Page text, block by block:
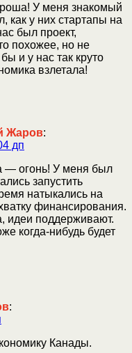
У меня знакомый
как у них стартапы на
был проект,
похожее, но не
и у нас так круто
взлетала!
Жаров:
дп
— огонь! У меня был
запустить
натыкались на
финансирования.
идеи поддерживают.
когда-нибудь будет
:
Канады.